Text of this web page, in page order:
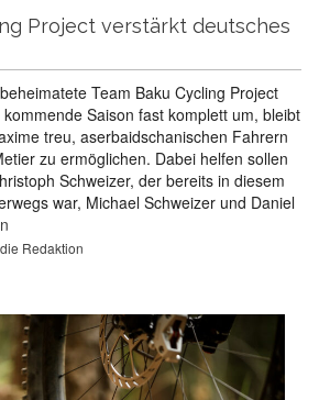
Project verstärkt deutsches
Team Baku Cycling Project
Saison fast komplett um, bleibt
treu, aserbaidschanischen Fahrern
zu ermöglichen. Dabei helfen sollen
Schweizer, der bereits in diesem
war, Michael Schweizer und Daniel
die Redaktion